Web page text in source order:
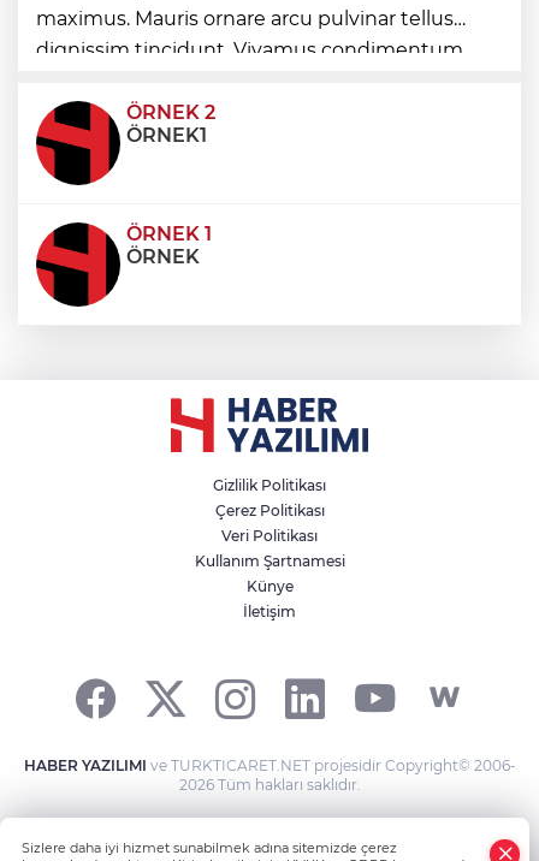
Yeşilay'dan göçmen gençleri bağımlılık
risklerinden koruyacak uluslararası model
maximus. Mauris ornare arcu pulvinar tellus
dignissim tincidunt. Vivamus condimentum
condimentum eros et, faucibus sapien. Praese
ÖRNEK 2
ÖRNEK1
ÖRNEK 1
ÖRNEK
Gizlilik Politikası
Çerez Politikası
Veri Politikası
Kullanım Şartnamesi
Künye
İletişim
HABER YAZILIMI ve TURKTICARET.NET projesidir Copyright© 2006-
2026 Tüm hakları saklıdır.
Sizlere daha iyi hizmet sunabilmek adına sitemizde çerez